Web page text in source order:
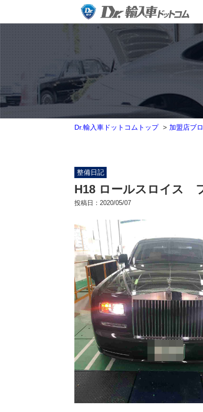
Dr.輸入車ドットコムトップ 加盟店ブ
整備日記
H18 ロールスロイス
投稿日： 2020/05/07